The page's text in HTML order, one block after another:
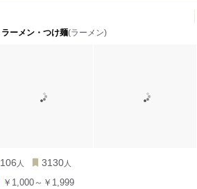
ラーメン・つけ麺(ラーメン)
106 人 3130 人
￥1,000～￥1,999